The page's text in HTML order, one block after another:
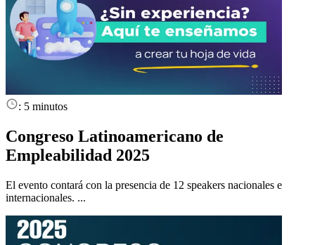
: 5 minutos
Congreso Latinoamericano de
Empleabilidad 2025
El evento contará con la presencia de 12 speakers nacionales e
internacionales. ...